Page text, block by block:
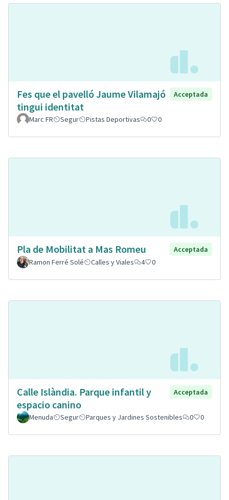
Fes que el pavelló Jaume Vilamajó
tingui identitat
Acceptada
Marc FR Segur Pistas Deportivas 0 0
Pla de Mobilitat a Mas Romeu
Acceptada
Ramon Ferré Solé
Calles y Viales 4 0
Calle Islàndia. Parque infantil y
espacio canino
Acceptada
Menuda Segur Parques y Jardines Sostenibles 0 0